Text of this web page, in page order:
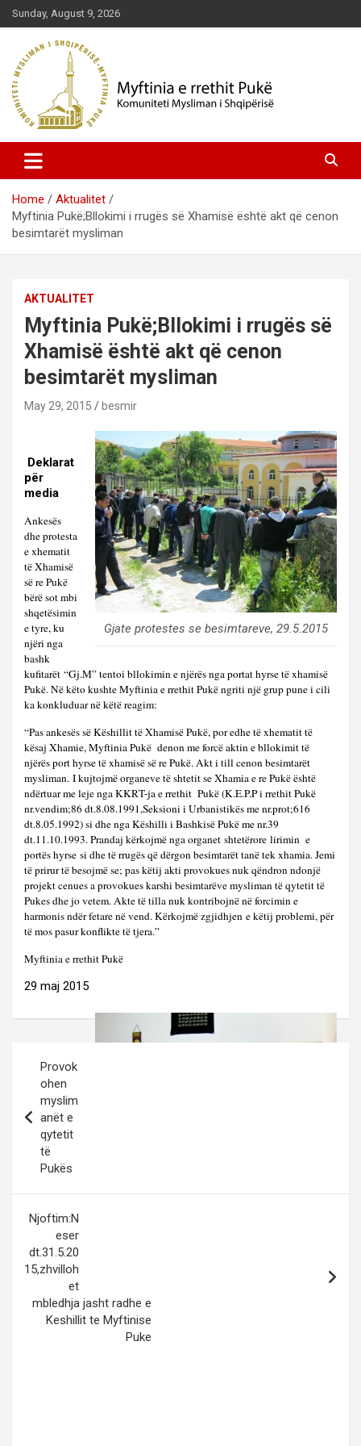
Skip
to
content
Sunday, August 9, 2026
Myftinia Pukë | Faqja Zyrtare
Home
Aktualitet
Myftinia Pukë;Bllokimi i rrugës së Xhamisë është akt që cenon
besimtarët mysliman
AKTUALITET
Myftinia Pukë;Bllokimi i rrugës së
Xhamisë është akt që cenon
besimtarët mysliman
May 29, 2015 besmir
Gjate protestes se besimtareve, 29.5.2015
Deklarat
për
media
Ankesës
dhe protesta
e xhematit
të Xhamisë
së re Pukë
bërë sot mbi
shqetësimin
e tyre, ku
njëri nga
bashk
kufitarët “Gj.M” tentoi bllokimin e njërës nga portat hyrse të xhamisë
Pukë. Në këto kushte Myftinia e rrethit Pukë ngriti një grup pune i cili
ka konkluduar në këtë reagim:
“Pas ankesës së Këshillit të Xhamisë Pukë, por edhe të xhematit të
kësaj Xhamie, Myftinia Pukë denon me forcë aktin e bllokimit të
njërës port hyrse të xhamisë së re Pukë. Akt i till cenon besimtarët
mysliman. I kujtojmë organeve të shtetit se Xhamia e re Pukë është
ndërtuar me leje nga KKRT-ja e rrethit Pukë (K.E.P.P i rrethit Pukë
nr.vendim;86 dt.8.08.1991,Seksioni i Urbanistikës me nr.prot;616
dt.8.05.1992) si dhe nga Këshilli i Bashkisë Pukë me nr.39
dt.11.10.1993. Prandaj kërkojmë nga organet shtetërore lirimin e
portës hyrse si dhe të rrugës që dërgon besimtarët tanë tek xhamia. Jemi
të prirur të besojmë se; pas këtij akti provokues nuk qëndron ndonjë
projekt cenues a provokues karshi besimtarëve mysliman të qytetit të
Pukes dhe jo vetem. Akte të tilla nuk kontribojnë në forcimin e
harmonis ndër fetare në vend. Kërkojmë zgjidhjen e këtij problemi, për
të mos pasur konflikte të tjera.”
Myftinia e rrethit Pukë
29 maj 2015
navigation
Provok
ohen
myslim
anët e
qytetit
të
Pukës
Njoftim:N
eser
dt.31.5.20
15,zhvilloh
et
mbledhja jasht radhe e
Keshillit te Myftinise
Puke